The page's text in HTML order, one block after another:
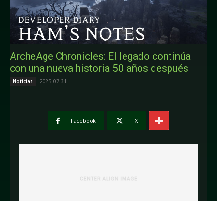
ArcheAge Chronicles: El legado continúa
con una nueva historia 50 años después
Noticias 2025-07-31
Facebook X